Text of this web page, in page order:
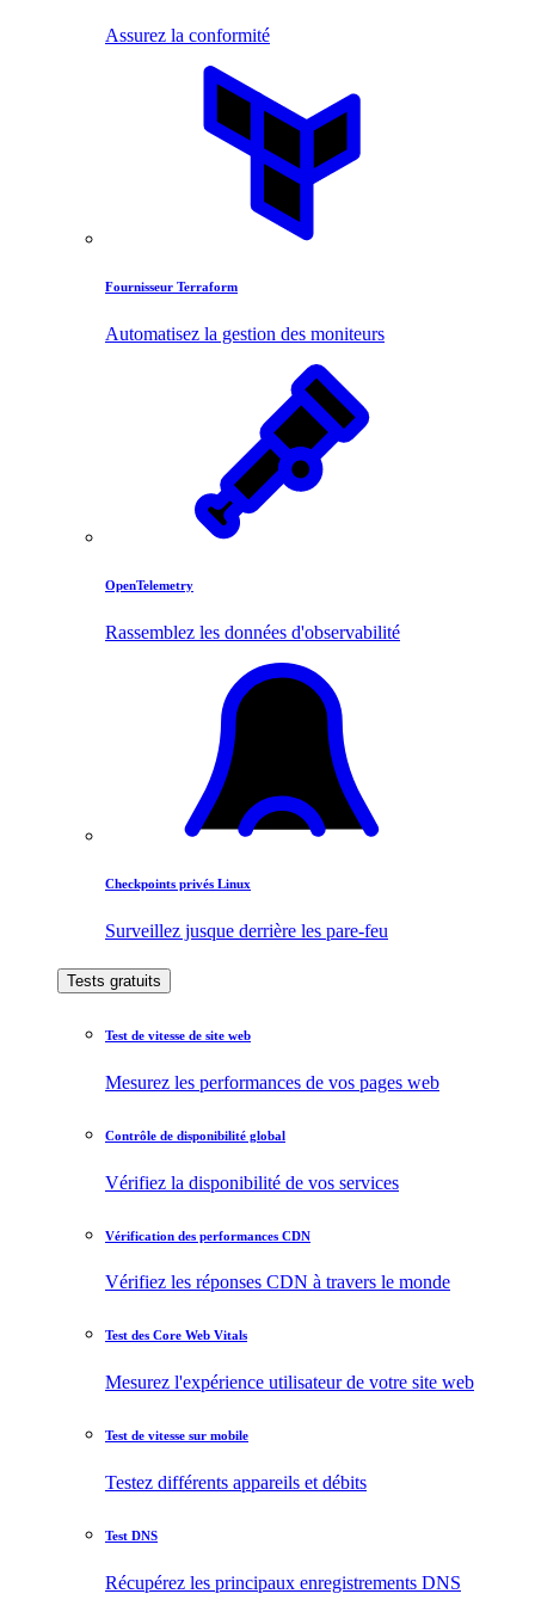
Assurez la conformité
Fournisseur Terraform
Automatisez la gestion des moniteurs
OpenTelemetry
Rassemblez les données d'observabilité
Checkpoints privés Linux
Surveillez jusque derrière les pare-feu
Tests gratuits
Test de vitesse de site web
Mesurez les performances de vos pages web
Contrôle de disponibilité global
Vérifiez la disponibilité de vos services
Vérification des performances CDN
Vérifiez les réponses CDN à travers le monde
Test des Core Web Vitals
Mesurez l'expérience utilisateur de votre site web
Test de vitesse sur mobile
Testez différents appareils et débits
Test DNS
Récupérez les principaux enregistrements DNS